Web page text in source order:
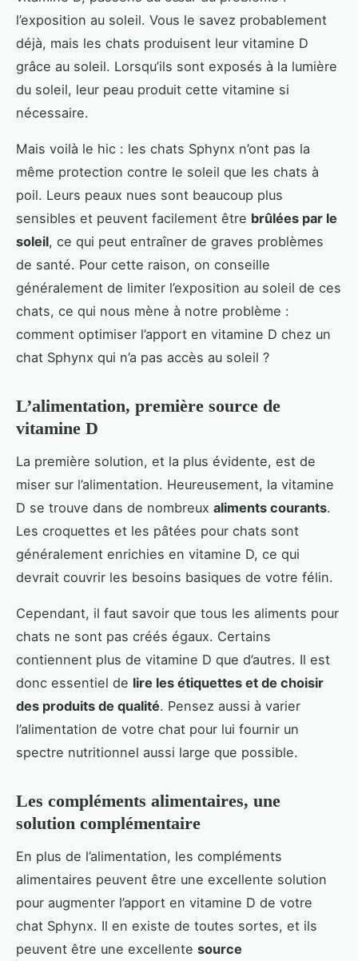
l’exposition au soleil. Vous le savez probablement
déjà, mais les chats produisent leur vitamine D
grâce au soleil. Lorsqu’ils sont exposés à la lumière
du soleil, leur peau produit cette vitamine si
nécessaire.
Mais voilà le hic : les chats Sphynx n’ont pas la
même protection contre le soleil que les chats à
poil. Leurs peaux nues sont beaucoup plus
sensibles et peuvent facilement être brûlées par le
soleil, ce qui peut entraîner de graves problèmes
de santé. Pour cette raison, on conseille
généralement de limiter l’exposition au soleil de ces
chats, ce qui nous mène à notre problème :
comment optimiser l’apport en vitamine D chez un
chat Sphynx qui n’a pas accès au soleil ?
L’alimentation, première source de
vitamine D
La première solution, et la plus évidente, est de
miser sur l’alimentation. Heureusement, la vitamine
D se trouve dans de nombreux aliments courants.
Les croquettes et les pâtées pour chats sont
généralement enrichies en vitamine D, ce qui
devrait couvrir les besoins basiques de votre félin.
Cependant, il faut savoir que tous les aliments pour
chats ne sont pas créés égaux. Certains
contiennent plus de vitamine D que d’autres. Il est
donc essentiel de lire les étiquettes et de choisir
des produits de qualité. Pensez aussi à varier
l’alimentation de votre chat pour lui fournir un
spectre nutritionnel aussi large que possible.
Les compléments alimentaires, une
solution complémentaire
En plus de l’alimentation, les compléments
alimentaires peuvent être une excellente solution
pour augmenter l’apport en vitamine D de votre
chat Sphynx. Il en existe de toutes sortes, et ils
peuvent être une excellente source